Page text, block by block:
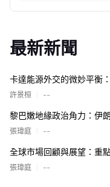
最新新聞
卡達能源外交的微妙平衡
許景桓 --
黎巴嫩地緣政治角力：伊
張瑋庭 --
全球市場回顧與展望：重
張瑋庭 --